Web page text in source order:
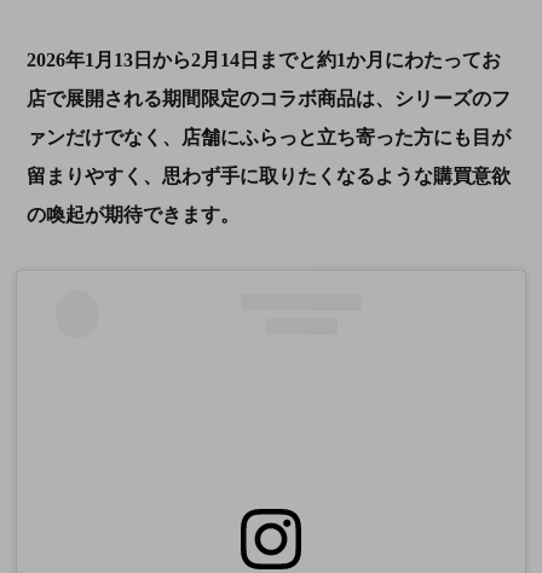
2026年1月13日から2月14日までと約1か月にわたってお
店で展開される期間限定のコラボ商品は、シリーズのフ
ァンだけでなく、店舗にふらっと立ち寄った方にも目が
留まりやすく、思わず手に取りたくなるような購買意欲
の喚起が期待できます。